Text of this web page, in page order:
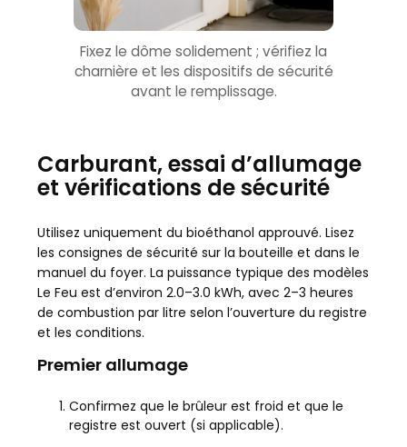
Fixez le dôme solidement ; vérifiez la
charnière et les dispositifs de sécurité
avant le remplissage.
Carburant, essai d’allumage
et vérifications de sécurité
Utilisez uniquement du bioéthanol approuvé. Lisez
les consignes de sécurité sur la bouteille et dans le
manuel du foyer. La puissance typique des modèles
Le Feu est d’environ 2.0–3.0 kWh, avec 2–3 heures
de combustion par litre selon l’ouverture du registre
et les conditions.
Premier allumage
Confirmez que le brûleur est froid et que le
registre est ouvert (si applicable).